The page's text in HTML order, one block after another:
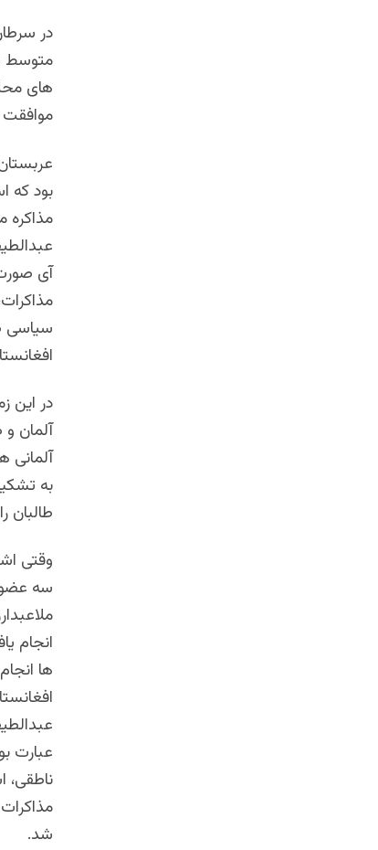
های
موافقت
مذاکره
آی
در این
آلمانی
طالبان
وقتی
سه
انجام
ها
عبارت
ناطقی،
شد.